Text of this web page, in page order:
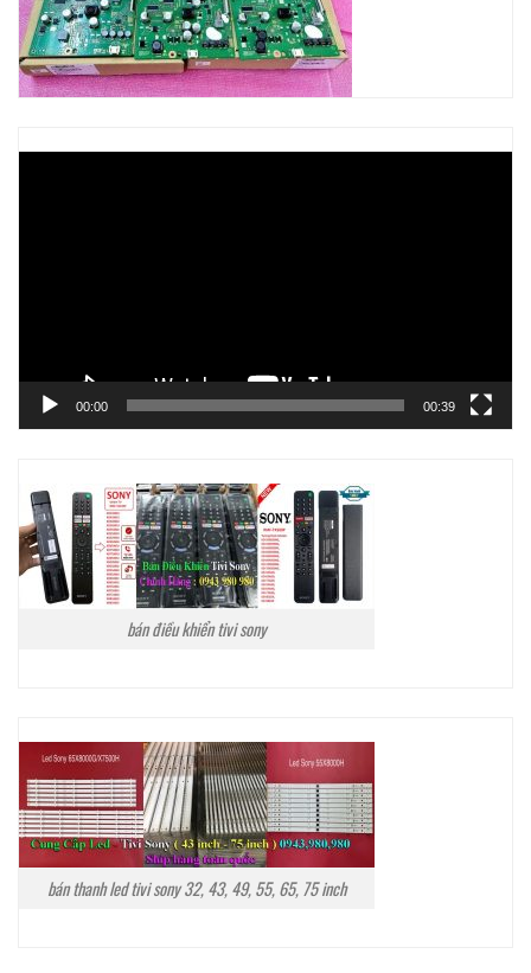
00:00 00:39
bán điều khiển tivi sony
bán thanh led tivi sony 32, 43, 49, 55, 65, 75 inch